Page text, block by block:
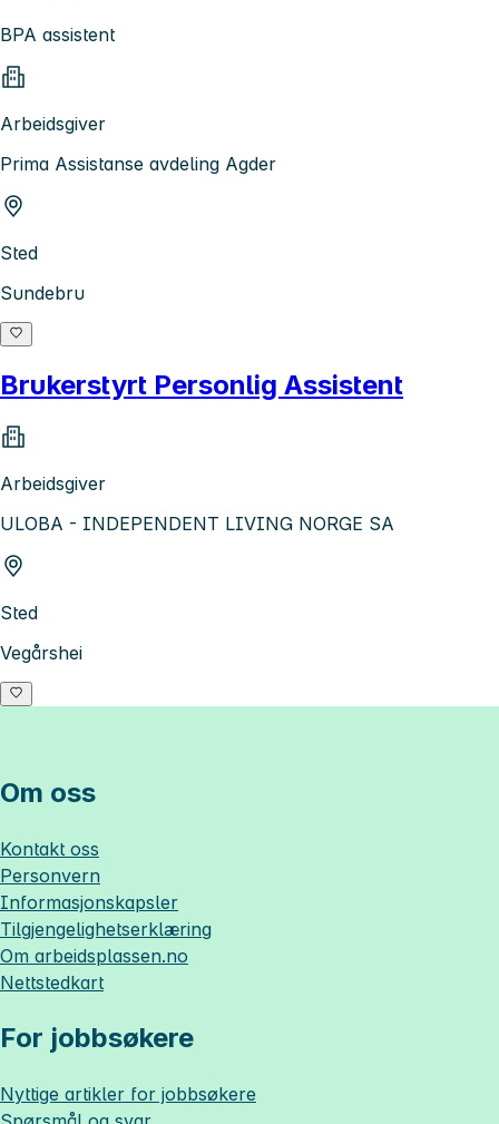
BPA assistent
Arbeidsgiver
Prima Assistanse avdeling Agder
Sted
Sundebru
Brukerstyrt Personlig Assistent
Arbeidsgiver
ULOBA - INDEPENDENT LIVING NORGE SA
Sted
Vegårshei
Om oss
Kontakt oss
Personvern
Informasjonskapsler
Tilgjengelighetserklæring
Om arbeidsplassen.no
Nettstedkart
For jobbsøkere
Nyttige artikler for jobbsøkere